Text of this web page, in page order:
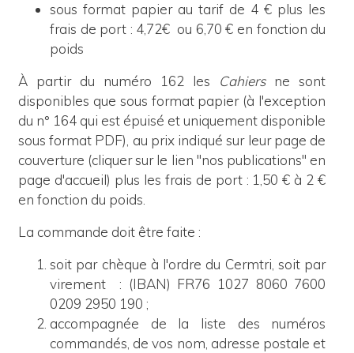
sous format papier au tarif de 4 € plus les
frais de port : 4,72€ ou 6,70 € en fonction du
poids
À partir du numéro 162 les Cahiersne sont
disponibles que sous format papier (à l'exception
du n° 164 qui est épuisé et uniquement disponible
sous format PDF), au prix indiqué sur leur page de
couverture (cliquer sur le lien "nos publications" en
page d'accueil) plus les frais de port : 1,50 € à 2 €
en fonction du poids.
La commande doit être faite :
soit par chèque à l'ordre du Cermtri, soit par
virement : (IBAN) FR76 1027 8060 7600
0209 2950 190 ;
accompagnée de la liste des numéros
commandés, de vos nom, adresse postale et